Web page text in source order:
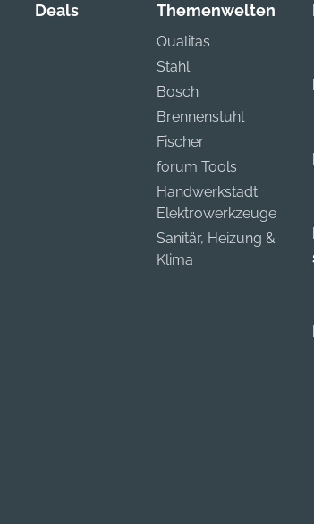
Deals Themenwelten
Qualitas
Stahl
Bosch
Brennenstuhl
Fischer
forum Tools
Handwerkstadt
Elektrowerkzeuge
Sanitär, Heizung &
Klima